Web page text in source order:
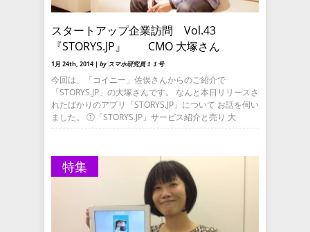
スタートアップ企業訪問 Vol.43
『STORYS.JP』 CMO 大塚さん
1月 24th, 2014 | by スマホ研究員１１号
今回は、「コイニー」佐俣さんからのご紹介で
「STORYS.JP」の大塚さんです。 なんと本日リリースさ
れたばかりのアプリ「STORYS.JP」について お話を伺い
ました。 ①「STORYS.JP」サービス紹介と売り 大
特集